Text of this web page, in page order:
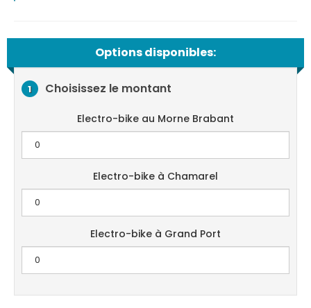
Options disponibles:
1 Choisissez le montant
Electro-bike au Morne Brabant
Electro-bike à Chamarel
Electro-bike à Grand Port